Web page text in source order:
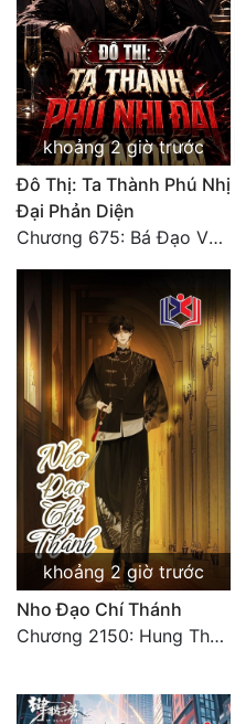
Vô Địch
Võ Hiệp
Võng Du
Xuyên Không
Xuyên Nhanh
Xuyên Sách
Xuyên Thư
Điền Văn
Đô Thị
Đông Phương
Đông Phương Huyền Huyễn
Đồng Nhân
Cẩu Đạo Trường Sinh
Ngự Thú
Truyện Nữ
khoảng 2 giờ trước
Đô Thị: Ta Thành Phú Nhị
Đại Phản Diện
Chương 675: Bá Đạo Vương Gia
khoảng 2 giờ trước
Nho Đạo Chí Thánh
Chương 2150: Hung Thụ Nhựa Cây